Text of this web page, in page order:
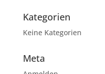
Kategorien
Keine Kategorien
Meta